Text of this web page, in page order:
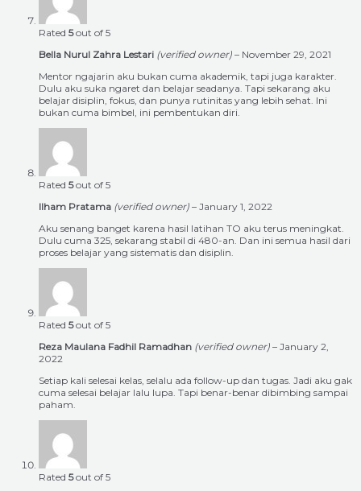
Rated 5out of 5
Bella Nurul Zahra Lestari (verified owner) – November 29, 2021
Mentor ngajarin aku bukan cuma akademik, tapi juga karakter.
Dulu aku suka ngaret dan belajar seadanya. Tapi sekarang aku
belajar disiplin, fokus, dan punya rutinitas yang lebih sehat. Ini
bukan cuma bimbel, ini pembentukan diri.
Rated 5out of 5
Ilham Pratama (verified owner) – January 1, 2022
Aku senang banget karena hasil latihan TO aku terus meningkat.
Dulu cuma 325, sekarang stabil di 480-an. Dan ini semua hasil dari
proses belajar yang sistematis dan disiplin.
Rated 5out of 5
Reza Maulana Fadhil Ramadhan (verified owner) – January 2,
2022
Setiap kali selesai kelas, selalu ada follow-up dan tugas. Jadi aku gak
cuma selesai belajar lalu lupa. Tapi benar-benar dibimbing sampai
paham.
Rated 5out of 5